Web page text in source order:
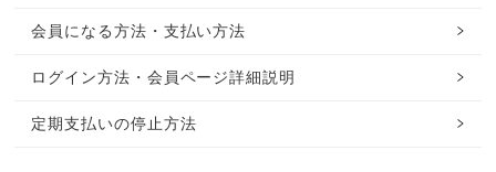
会員になる方法・支払い方法
ログイン方法・会員ページ詳細説明
定期支払いの停止方法